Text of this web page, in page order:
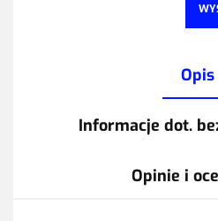
Opis
Informacje dot.
Opinie i